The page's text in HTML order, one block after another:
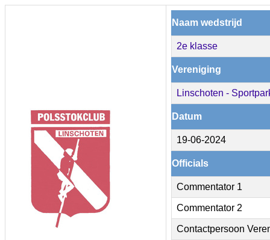
Naam wedstrijd
2e klasse
Vereniging
Linschoten -
Datum
19-06-2024
Officials
Commentator 1
Commentator 2
Contactpersoon